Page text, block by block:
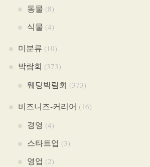
동물 (8)
식물 (4)
미분류 (10)
박람회 (373)
웨딩박람회 (373)
비즈니즈-커리어 (16)
경영 (4)
스타트업 (3)
영업 (2)